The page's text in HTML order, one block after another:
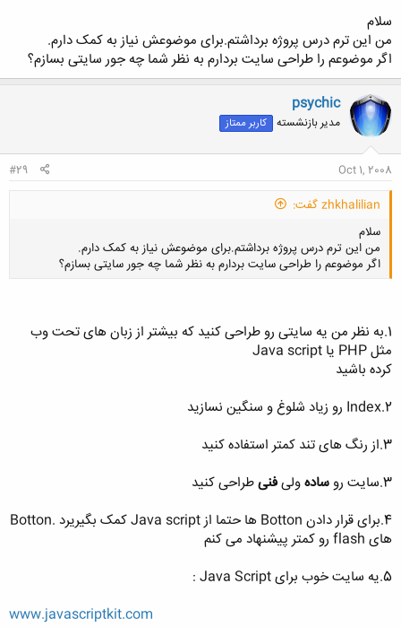
سلام
من این ترم درس پروژه برداشتم.برای موضوعش نیاز به کمک دارم.
اگر موضوعم را طراحی سایت بردارم به نظر شما چه جور سایتی بسازم؟
psychic
مدیر بازنشسته کاربر ممتاز
Oct 1, 2008
#29
zhkhalilian گفت:
سلام
من این ترم درس پروژه برداشتم.برای موضوعش نیاز به کمک دارم.
اگر موضوعم را طراحی سایت بردارم به نظر شما چه جور سایتی بسازم؟
کلیک کنید تا باز شود...
1.به نظر من یه سایتی رو طراحی کنید که بیشتر از زبان های تحت وب
مثل PHP یا Java script
کرده باشید
2.Index رو زیاد شلوغ و سنگین نسازید
3.از رنگ های تند کمتر استفاده کنید
3.سایت رو
سادهولیفنیطراحی کنید
4.برای قرار دادن Botton ها حتما از Java script کمک بگیریرد .Botton
های flash رو کمتر پیشنهاد می کنم
5.یه سایت خوب برای Java Script :
www.javascriptkit.com